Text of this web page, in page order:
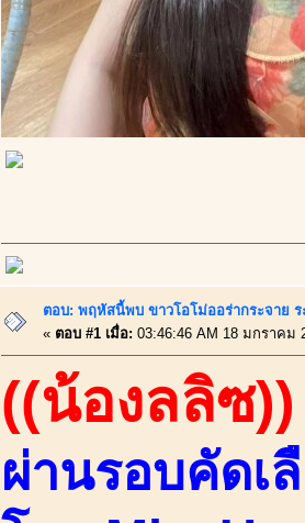
ตอบ: พฤหัสนี้พบ ขาวโอโม่ออร่ากระจาย
« ตอบ #1 เมื่อ: 03:46:46 AM 18 มกราคม
((น้องลลิซ))
ผ่านรอบคัดเ